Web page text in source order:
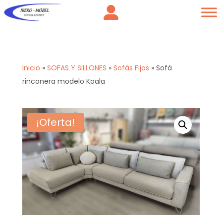
Inicio » SOFAS Y SILLONES » Sofás Fijos » Sofá
rinconera modelo Koala
¡Oferta!